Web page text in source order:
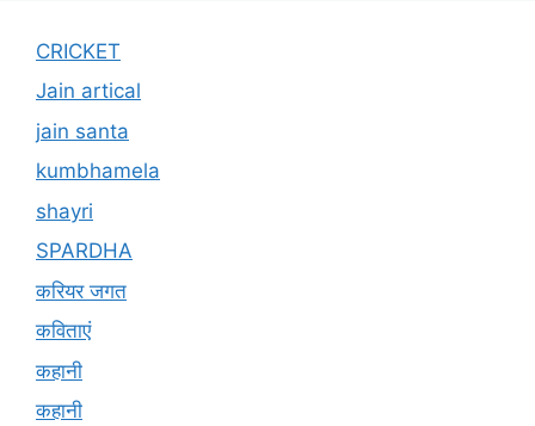
CRICKET
Jain artical
jain santa
kumbhamela
shayri
SPARDHA
करियर जगत
कविताएं
कहानी
कहानी